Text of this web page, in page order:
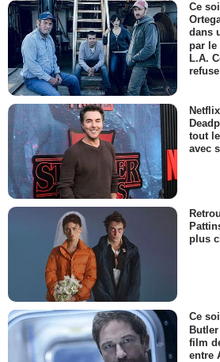
Ce
dans
par le
L.A.
tout
avec
plus
Ce
film
entre